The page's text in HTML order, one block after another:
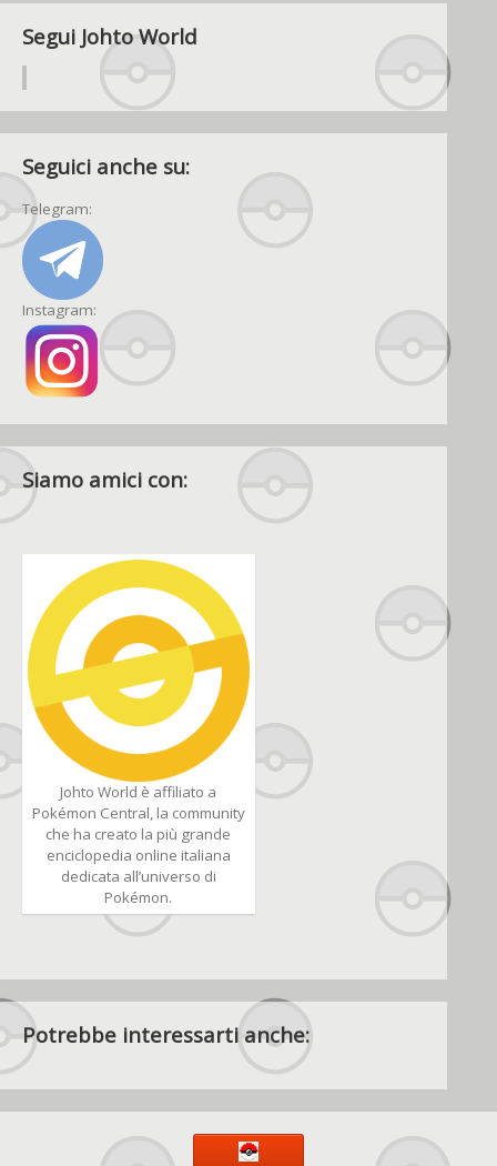
Segui Johto World
Seguici anche su:
Telegram:
Instagram:
Siamo amici con:
Johto World è affiliato a
Pokémon Central, la community
che ha creato la più grande
enciclopedia online italiana
dedicata all’universo di
Pokémon.
Potrebbe interessarti anche: